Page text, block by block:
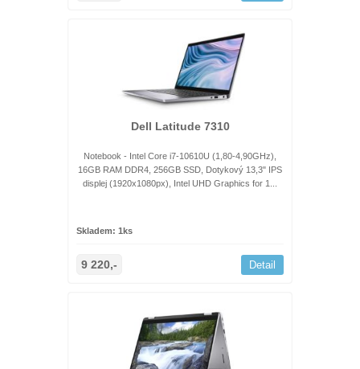
Dell Latitude 7310
Notebook - Intel Core i7-10610U (1,80-4,90GHz),
16GB RAM DDR4, 256GB SSD, Dotykový 13,3" IPS
displej (1920x1080px), Intel UHD Graphics for 1...
Skladem: 1ks
9 220,- Detail